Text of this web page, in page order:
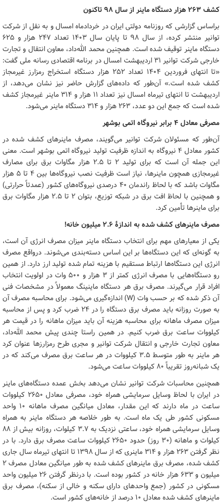
کشف ۲۶۳ هزار دستگاه ماینر از سال ۹۸ تاکنون
براساس گزارشی که روزنامه دولتی ایران در خردادماه امسال و به نقل از شرکت
توانیر منتشر کرده، از سال ۹۸ تا پایان سال ۱۴۰۳ تعداد ۲۴۷ هزار و ۶۲۵
دستگاه ماینر توقیف شده است. همچنین محمد الله‌داد، معاون انتقال و تجارت
خارجی شرکت توانیر ۳۱ اردیبهشت امسال در برنامه اقتصادی رسانه ملی گفت:
«تا انتهای فروردین ۱۴۰۴ تعداد ۲۵۲ هزار دستگاه استخراج رمزارز غیرمجاز
کشف شده است.» آن‌طور که داده‌های گزارش حاضر نیز نشان می‌دهد، از
اردیبهشت تا انتهای تیرماه امسال نیز تعداد ۱۱ هزار و ۳۱۴ ماینر غیرمجاز کشف
شده است که جمع این دو عدد، ۲۶۳ هزار و ۳۱۴ دستگاه ماینر می‌شود.
مصرفی معادل ۴ برابر نیروگاه اتمی بوشهر
آن‌طور که مسئولان شرکت توانیر می‌گویند، مصرف ماینرهای کشف شده در
کشور معادل ۴ نیروگاه به اندازه ظرفیت تولید نیروگاه اتمی بوشهر است. معنی
این جمله آن است که برای تولید ۲ تا ۲.۵ هزار مگاوات برق برای مصارف
غیرمجازی همچون ماینرها، نیاز است ظرفیت نصب نیروگاه‌ها بین ۴ تا ۵ هزار
مگاوات باشد که با لحاظ راندمان ۴۰ درصدی نیروگاه‌های کشور (عمدتاً حرارتی)
و همچنین با لحاظ افت برق در شبکه توزیع، بتوان ۲ تا ۲.۵ هزار مگاوات برق
برای ماینرها تأمین کرد.
مصرف ماینرهای کشف شده به اندازۀ ۲.۶ میلیون خانه!
یکی از معیارهای مهم برای انتخاب دستگاه ماینر میزان مصرف انرژی آن است،
به گونه‌ای که این دستگاه‌ها بر این اساس دسته‌بندی می‌شوند. درواقع مصرف
انرژی این دستگاه‌ها ارتباط مستقیم با هزینه تمام شده تولید ارز دارد. از همین
رو دستگاه‌هایی با مصرف انرژی کمتر از ۳ هزار و ۵۰۰ وات در اولویت انتخاب
افراد قرار می‌گیرند. مصرف برق هر دستگاه ماینینگ معمولاً در مشخصات فنی
آن ذکر شده که بر حسب وات (W) اندازه‌گیری می‌شود. برای محاسبه مصرف آن
به صورت روزانه باید مصرف برق دستگاه را در ۲۴ ضرب کرد و پس از محاسبه
میزان مصرف ماهانه برای محاسبه هزینه آن باید میزان ماهانه را در قیمت هر
کیلووات ساعت برق ضرب کنیم. در همین راستا چندی پیش محمد الله‌داد،
معاون تجارت خارجی و انتقال شرکت توانیر و مجری طرح رمزارزها عنوان کرد
هر ماینر به طور متوسط ۳.۵ کیلووات در هر ساعت برق مصرف می‌کند که در
یک شبانه‌روز تقریباً ۸۰ کیلووات ساعت می‌شود.
همچنین محاسبات شرکت توانیر نشان می‌دهد بخش عمده دستگاه‌های ماینر
در ایران با لحاظ وسایل سرمایشی همراه خود، مصرفی معادل ۲۶۵۰ کیلووات
ساعت در ماه دارند که این مقدار، معادل میانگین مصرف ماهانه ۱۰ واحد
مسکونی کشور طی یک ماه است. به طور خلاصه هر دستگاه ماینر به همراه
وسایل سرمایشی همراه خود، ساعتی نزدیک به ۳.۷ کیلوات، روزانه بیش از ۸۸
کیلوات و ماهانه (۳۰ روز) حدود ۲۶۵۰ کیلووات ساعت مصرف برق دارد. با در
نظر گرفتن ۲۶۳ هزار و ۳۱۴ ماینری که از سال ۱۳۹۸ تا انتهای تیرماه سال جاری
کشف شده، مصرف برق ماینرهای کشف شده به طور میانگین معادل مصرف ۲
میلیون و ۶۳۳ هزار خانه در کشور بوده است. با درنظر گرفتن ۲۶ میلیون واحد
مسکونی در کشور (جمع واحدهای دارای سکنه و خالی از سکنه)، مصرف برق
ماینرهای کشف شده معادل ۱۰ درصد از خانه‌های کشور است.